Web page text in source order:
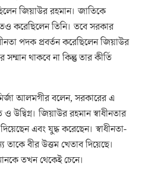
জিয়াউর রহমান। জাতিকে
করেছিলেন তিনি। তবে সরকার
পদক প্রবর্তন করেছিলেন জিয়াউর
থাকবে না কিন্তু তার কীর্তি
আলমগীর বলেন, সরকারের এ
ও উদ্বিগ্ন। জিয়াউর রহমান স্বাধীনতার
এবং যুদ্ধ করেছেন। স্বাধীনতা-
বীর উত্তম খেতাব দিয়েছে।
তখন থেকেই চেনে।